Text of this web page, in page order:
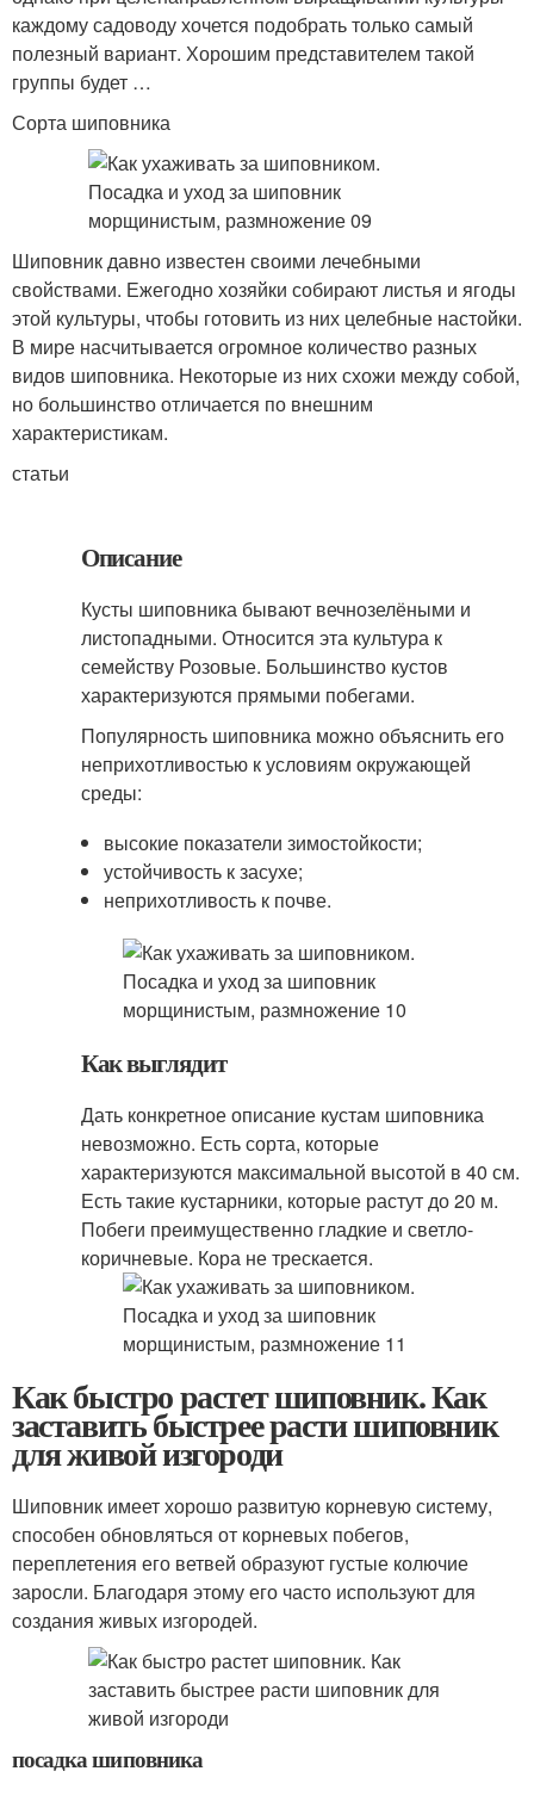
каждому садоводу хочется подобрать только самый
полезный вариант. Хорошим представителем такой
группы будет …
Сорта шиповника
Шиповник давно известен своими лечебными
свойствами. Ежегодно хозяйки собирают листья и ягоды
этой культуры, чтобы готовить из них целебные настойки.
В мире насчитывается огромное количество разных
видов шиповника. Некоторые из них схожи между собой,
но большинство отличается по внешним
характеристикам.
статьи
Описание
Кусты шиповника бывают вечнозелёными и
листопадными. Относится эта культура к
семейству Розовые. Большинство кустов
характеризуются прямыми побегами.
Популярность шиповника можно объяснить его
неприхотливостью к условиям окружающей
среды:
высокие показатели зимостойкости;
устойчивость к засухе;
неприхотливость к почве.
Как выглядит
Дать конкретное описание кустам шиповника
невозможно. Есть сорта, которые
характеризуются максимальной высотой в 40 см.
Есть такие кустарники, которые растут до 20 м.
Побеги преимущественно гладкие и светло-
коричневые. Кора не трескается.
Как быстро растет шиповник. Как
заставить быстрее расти шиповник
для живой изгороди
Шиповник имеет хорошо развитую корневую систему,
способен обновляться от корневых побегов,
переплетения его ветвей образуют густые колючие
заросли. Благодаря этому его часто используют для
создания живых изгородей.
посадка шиповника